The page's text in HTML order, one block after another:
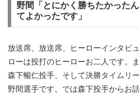
野間「とにかく勝ちたかった
てよかったです」
放送席、放送席、ヒーローインタビ
ローは投打のヒーローお二人です。
森下暢仁投手、そして決勝タイムリ
野間選手です。では森下投手からお